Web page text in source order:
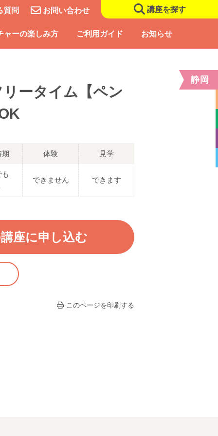
質問 お問い合わせ 講座を探す
ャーの楽しみ方 ご利用ガイド お知らせ
静岡
ータイム【ペン
期 体験 見学
できません できます
座に申し込む
このページを印刷する